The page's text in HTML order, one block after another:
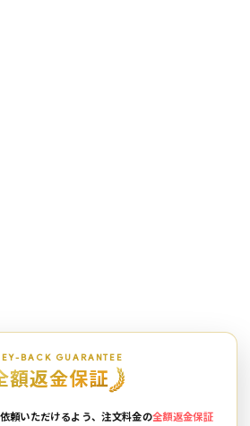
BACK GUARANTEE
額返金保証
頼いただけるよう、注文料金の全額返金保証